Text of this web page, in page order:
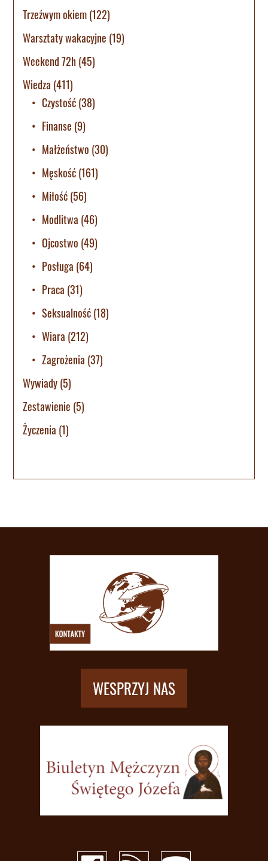
Trzeźwym okiem(122)
Warsztaty wakacyjne (19)
Weekend 72h(45)
Wiedza (411)
Czystość(38)
Finanse (9)
Małżeństwo (30)
Męskość(161)
Miłość(56)
Modlitwa (46)
Ojcostwo (49)
Posługa (64)
Praca (31)
Seksualność(18)
Wiara (212)
Zagrożenia (37)
Wywiady(5)
Zestawienie (5)
Życzenia (1)
WESPRZYJ NAS